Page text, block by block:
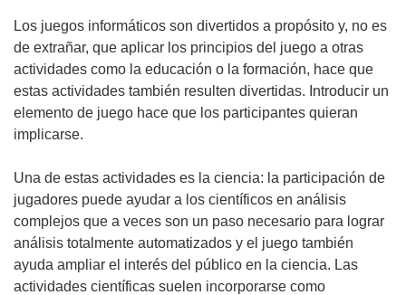
Los juegos informáticos son divertidos a propósito y, no es
de extrañar, que aplicar los principios del juego a otras
actividades como la educación o la formación, hace que
estas actividades también resulten divertidas. Introducir un
elemento de juego hace que los participantes quieran
implicarse.
Una de estas actividades es la ciencia: la participación de
jugadores puede ayudar a los científicos en análisis
complejos que a veces son un paso necesario para lograr
análisis totalmente automatizados y el juego también
ayuda ampliar el interés del público en la ciencia. Las
actividades científicas suelen incorporarse como